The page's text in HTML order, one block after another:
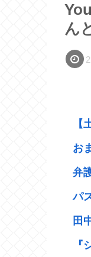
ん
お
弁
パ
田